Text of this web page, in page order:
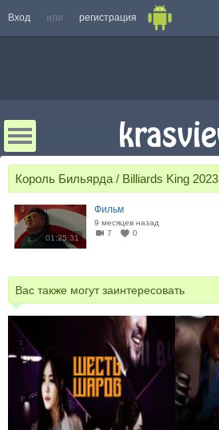
Вход или регистрация
Король Бильярда / Billiards King 2023
01:25:31
Фильм
9 месяцев назад
7
0
Вас также могут заинтересовать